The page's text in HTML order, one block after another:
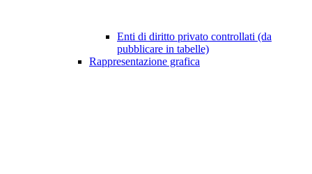
Enti di diritto privato controllati (da
pubblicare in tabelle)
Rappresentazione grafica